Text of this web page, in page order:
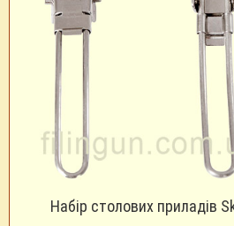
Набір столових приладів